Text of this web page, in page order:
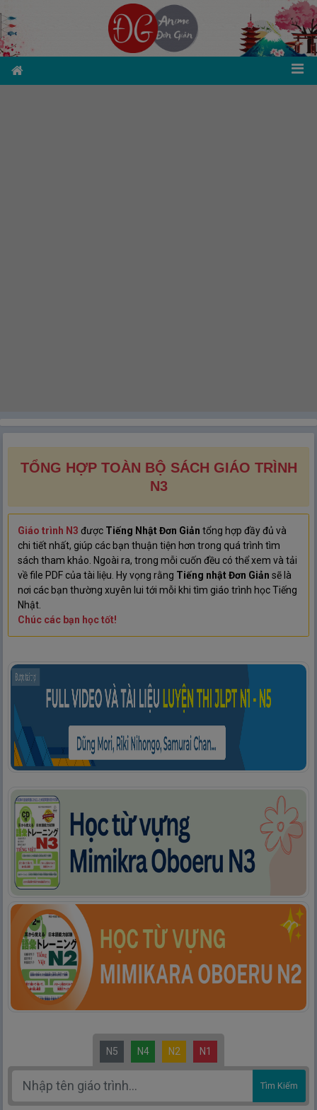
TỔNG HỢP TOÀN BỘ SÁCH GIÁO TRÌNH
N3
Giáo trình N3 được Tiếng Nhật Đơn Giản tổng hợp đầy đủ và
chi tiết nhất, giúp các bạn thuận tiện hơn trong quá trình tìm
sách tham khảo. Ngoài ra, trong mỗi cuốn đều có thể xem và tải
về file PDF của tài liệu. Hy vọng rằng Tiếng nhật Đơn Giản sẽ là
nơi các bạn thường xuyên lui tới mỗi khi tìm giáo trình học Tiếng
Nhật.
Chúc các bạn học tốt!
N5 N4 N2 N1
Tìm Kiếm